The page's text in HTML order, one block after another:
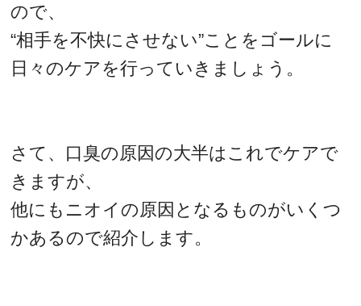
ので、
“相手を不快にさせない”ことをゴールに
日々のケアを行っていきましょう。
さて、口臭の原因の大半はこれでケアで
きますが、
他にもニオイの原因となるものがいくつ
かあるので紹介します。